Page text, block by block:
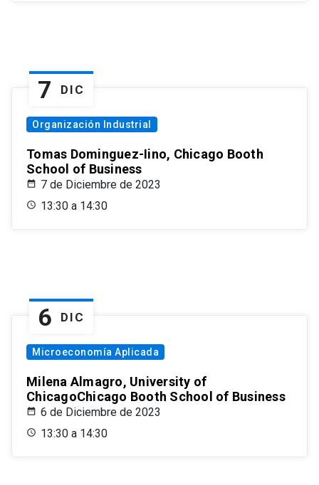
7 DIC
Organización Industrial
Tomas Dominguez-Iino, Chicago Booth
School of Business
7 de Diciembre de 2023
13:30 a 14:30
6 DIC
Microeconomía Aplicada
Milena Almagro, University of
ChicagoChicago Booth School of Business
6 de Diciembre de 2023
13:30 a 14:30